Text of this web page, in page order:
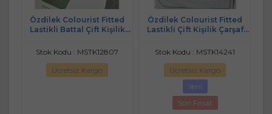
Özdilek Colourist Fitted
Lastikli Battal Çift Kişilik
Maldiv
Stok Kodu : MSTK12807
Ücretsiz Kargo
Özdilek Colourist Fitted
Lastikli Çift Kişilik Çarşaf
Stok Kodu : MSTK14241
Ücretsiz Kargo
Yeni
Son Fırsat